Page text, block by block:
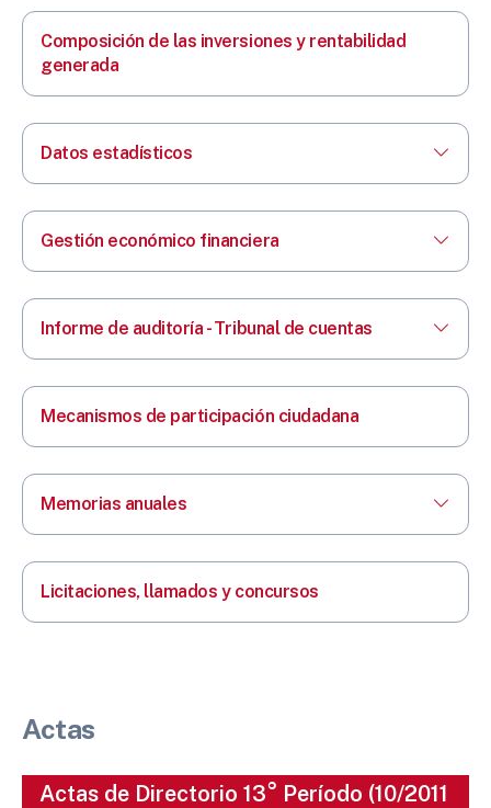
Composición de las inversiones y rentabilidad
generada
Datos estadísticos
Gestión económico financiera
Informe de auditoría - Tribunal de cuentas
Mecanismos de participación ciudadana
Memorias anuales
Licitaciones, llamados y concursos
Actas
Actas de Directorio 13° Período (10/2011